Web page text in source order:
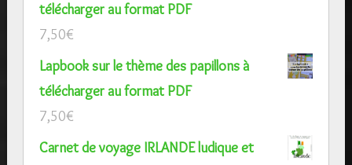
télécharger au format PDF
7,50€
Lapbook sur le thème des papillons à
télécharger au format PDF
7,50€
Carnet de voyage IRLANDE ludique et